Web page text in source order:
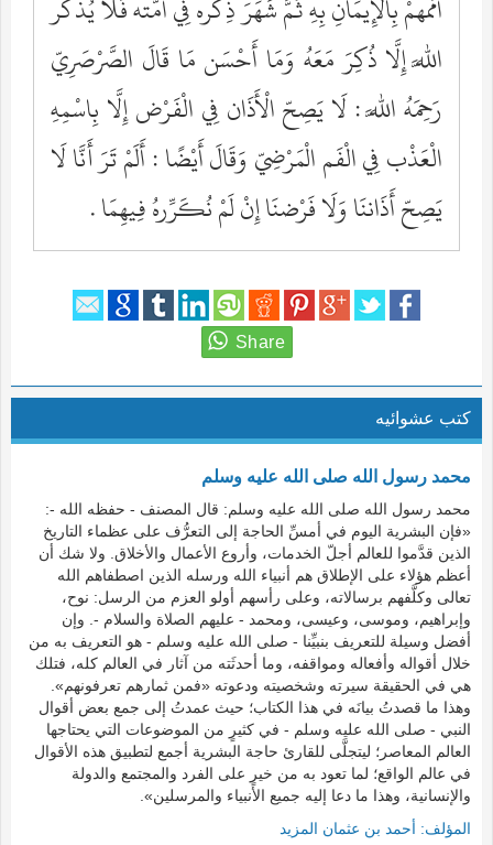
أُمَمهمْ بِالْإِيمَانِ بِهِ ثُمَّ شَهَرَ ذِكْره فِي أُمَّته فَلَا يُذْكَر
اللَّه إِلَّا ذُكِرَ مَعَهُ وَمَا أَحْسَن مَا قَالَ الصَّرْصَرِيّ
رَحِمَهُ اللَّه : لَا يَصِحّ الْأَذَان فِي الْفَرْض إِلَّا بِاسْمِهِ
الْعَذْب فِي الْفَم الْمَرْضِيّ وَقَالَ أَيْضًا : أَلَمْ تَرَ أَنَّا لَا
يَصِحّ أَذَاننَا وَلَا فَرْضنَا إِنْ لَمْ نُكَرِّرهُ فِيهِمَا .
كتب عشوائيه
محمد رسول الله صلى الله عليه وسلم
محمد رسول الله صلى الله عليه وسلم: قال المصنف - حفظه الله -:
«فإن البشرية اليوم في أمسِّ الحاجة إلى التعرُّف على عظماء التاريخ
الذين قدَّموا للعالم أجلّ الخدمات، وأروع الأعمال والأخلاق. ولا شك أن
أعظم هؤلاء على الإطلاق هم أنبياء الله ورسله الذين اصطفاهم الله
تعالى وكلَّفهم برسالاته، وعلى رأسهم أولو العزم من الرسل: نوح،
وإبراهيم، وموسى، وعيسى، ومحمد - عليهم الصلاة والسلام -. وإن
أفضل وسيلة للتعريف بنبيِّنا - صلى الله عليه وسلم - هو التعريف به من
خلال أقواله وأفعاله ومواقفه، وما أحدثَته من آثار في العالم كله، فتلك
هي في الحقيقة سيرته وشخصيته ودعوته «فمن ثمارهم تعرفونهم».
وهذا ما قصدتُ بيانَه في هذا الكتاب؛ حيث عمدتُ إلى جمع بعض أقوال
النبي - صلى الله عليه وسلم - في كثيرٍ من الموضوعات التي يحتاجها
العالم المعاصر؛ ليتجلَّى للقارئ حاجة البشرية أجمع لتطبيق هذه الأقوال
في عالم الواقع؛ لما تعود به من خيرٍ على الفرد والمجتمع والدولة
والإنسانية، وهذا ما دعا إليه جميع الأنبياء والمرسلين».
المؤلف: أحمد بن عثمان المزيد